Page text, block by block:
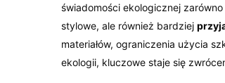
świadomości ekologicznej
stylowe, ale również bardziej
materiałów, ograniczenia użycia
ekologii, kluczowe staje się